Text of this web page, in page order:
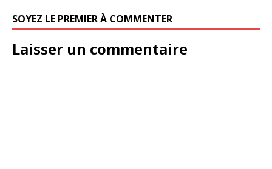
SOYEZ LE PREMIER À COMMENTER
Laisser un commentaire